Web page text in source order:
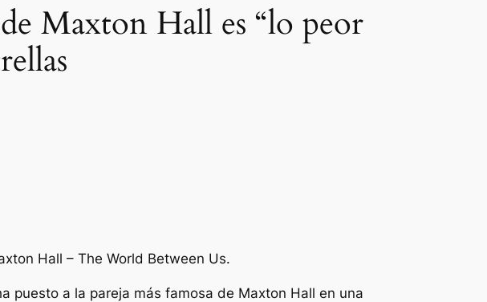
Maxton Hall es “lo peor
Hall – The World Between Us.
puesto a la pareja más famosa de Maxton Hall en una